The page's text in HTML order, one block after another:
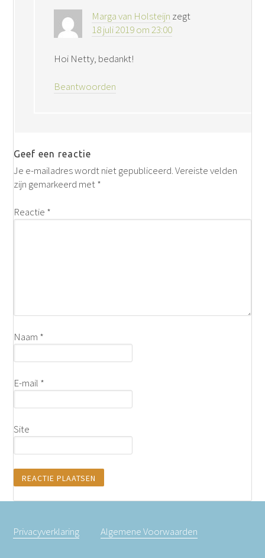
Marga van Holsteijn zegt
18 juli 2019 om 23:00
Hoi Netty, bedankt!
Beantwoorden
Geef een reactie
Je e-mailadres wordt niet gepubliceerd.Vereiste velden
zijn gemarkeerd met*
Reactie *
Naam *
E-mail *
Site
Privacyverklaring Algemene Voorwaarden